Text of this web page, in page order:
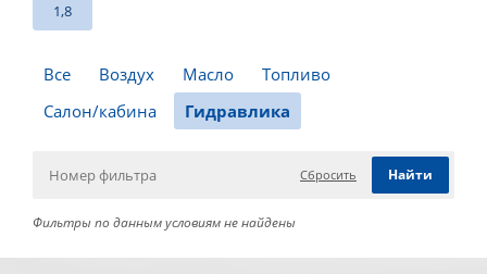
1,8
Все Воздух Масло
Топливо
Салон/кабина
Гидравлика
Сбросить
Фильтры по данным условиям не найдены